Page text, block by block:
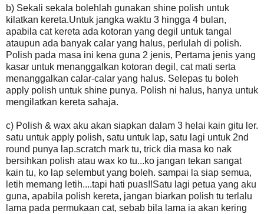
b) Sekali sekala bolehlah gunakan shine polish untuk
kilatkan kereta.Untuk jangka waktu 3 hingga 4 bulan,
apabila cat kereta ada kotoran yang degil untuk tangal
ataupun ada banyak calar yang halus, perlulah di polish.
Polish pada masa ini kena guna 2 jenis, Pertama jenis yang
kasar untuk menanggalkan kotoran degil, cat mati serta
menanggalkan calar-calar yang halus. Selepas tu boleh
apply polish untuk shine punya. Polish ni halus, hanya untuk
mengilatkan kereta sahaja.
c) Polish & wax aku akan siapkan dalam 3 helai kain gitu ler.
satu untuk apply polish, satu untuk lap, satu lagi untuk 2nd
round punya lap.scratch mark tu, trick dia masa ko nak
bersihkan polish atau wax ko tu...ko jangan tekan sangat
kain tu, ko lap selembut yang boleh. sampai la siap semua,
letih memang letih....tapi hati puas!!Satu lagi petua yang aku
guna, apabila polish kereta, jangan biarkan polish tu terlalu
lama pada permukaan cat, sebab bila lama ia akan kering